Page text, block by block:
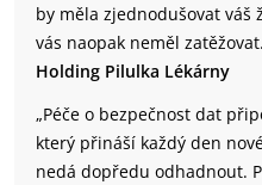
by měla zjednodušovat
vás naopak neměl
Holding Pilulka Lékárny
„Péče o bezpečnost dat
který přináší každý den
nedá dopředu odhadnout.